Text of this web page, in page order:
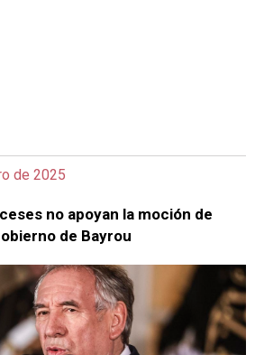
de 2025
no apoyan la moción de
de Bayrou